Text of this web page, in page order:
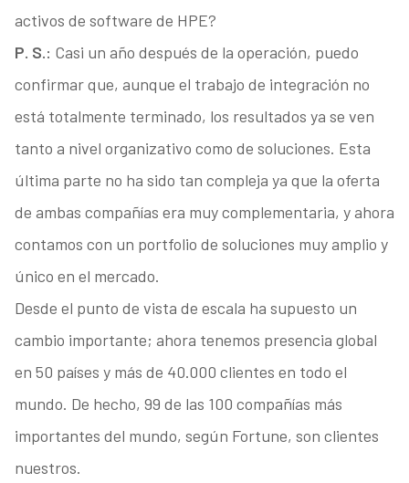
activos de software de HPE?
P. S.: Casi un año después de la operación, puedo
confirmar que, aunque el trabajo de integración no
está totalmente terminado, los resultados ya se ven
tanto a nivel organizativo como de soluciones. Esta
última parte no ha sido tan compleja ya que la oferta
de ambas compañías era muy complementaria, y ahora
contamos con un portfolio de soluciones muy amplio y
único en el mercado.
Desde el punto de vista de escala ha supuesto un
cambio importante; ahora tenemos presencia global
en 50 países y más de 40.000 clientes en todo el
mundo. De hecho, 99 de las 100 compañías más
importantes del mundo, según Fortune, son clientes
nuestros.